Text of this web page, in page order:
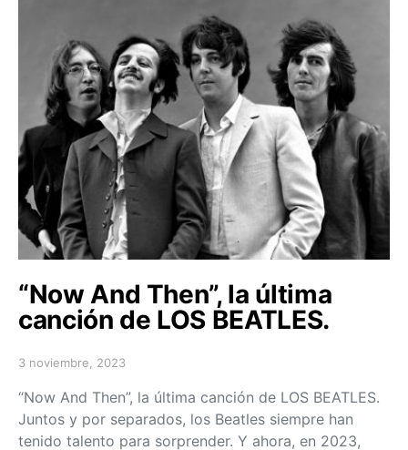
“Now And Then”, la última
canción de LOS BEATLES.
Posted on
3 noviembre, 2023
“Now And Then”, la última canción de LOS BEATLES.
Juntos y por separados, los Beatles siempre han
tenido talento para sorprender. Y ahora, en 2023,